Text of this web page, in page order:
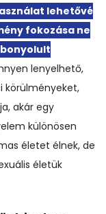
lehetővé
fokozása ne
lenyelhető,
körülményeket,
akár egy
különösen
életet élnek, de
életük